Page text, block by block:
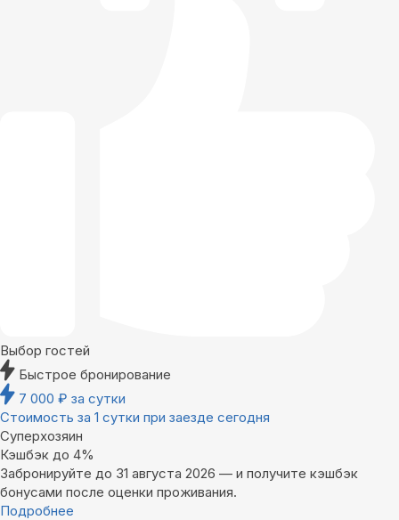
Выбор гостей
Быстрое бронирование
7 000 ₽ за сутки
Стоимость за 1 сутки при заезде сегодня
Суперхозяин
Кэшбэк до 4%
Забронируйте до 31 августа 2026 — и получите кэшбэк
бонусами после оценки проживания.
Подробнее